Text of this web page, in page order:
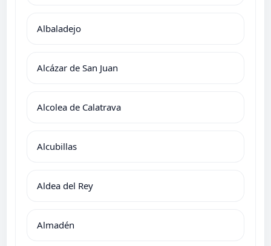
Albaladejo
Alcázar de San Juan
Alcolea de Calatrava
Alcubillas
Aldea del Rey
Almadén